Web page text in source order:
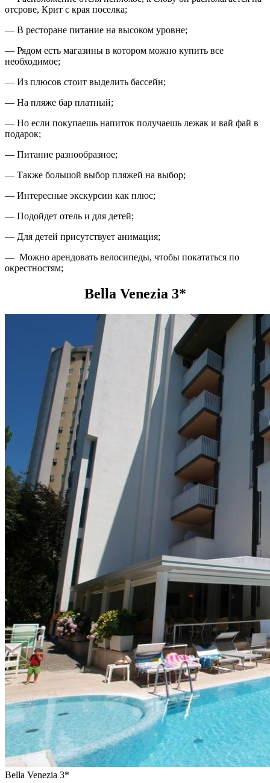
отсрове, Крит с края поселка;
— В ресторане питание на высоком уровне;
— Рядом есть магазины в котором можно купить все
необходимое;
— Из плюсов стоит выделить бассейн;
— На пляже бар платный;
— Но если покупаешь напиток получаешь лежак и вай фай в
подарок;
— Питание разнообразное;
— Также большой выбор пляжей на выбор;
— Интересные экскурсии как плюс;
— Подойдет отель и для детей;
— Для детей присутствует анимация;
— Можно арендовать велосипеды, чтобы покататься по
окрестностям;
Bella Venezia 3*
Bella Venezia 3*